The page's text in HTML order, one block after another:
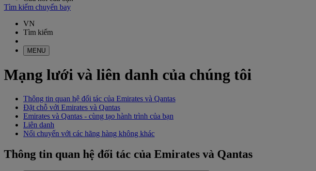
Tìm kiếm chuyến bay
VN
Tìm kiếm
MENU
Mạng lưới và liên danh của chúng tôi
Thông tin quan hệ đối tác của Emirates và Qantas
Đặt chỗ với Emirates và Qantas
Emirates và Qantas - cùng tạo hành trình của bạn
Liên danh
Nối chuyến với các hãng hàng không khác
Thông tin quan hệ đối tác của Emirates và Qantas